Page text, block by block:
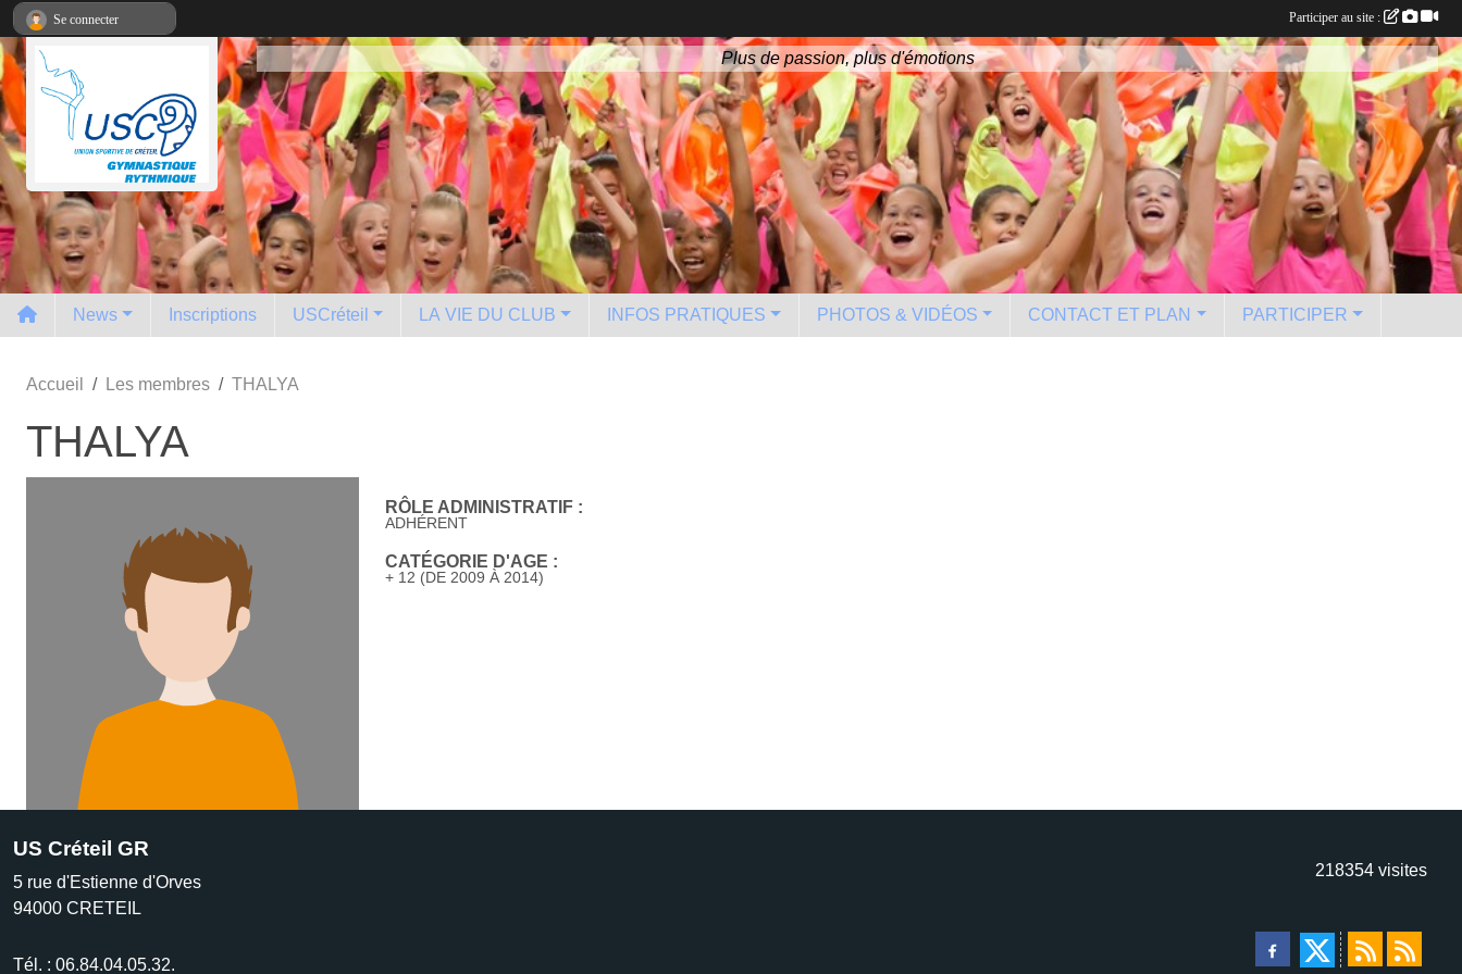
Plus de passion, plus d'émotions
News Inscriptions USCréteil LA VIE DU CLUB INFOS PRATIQUES PHOTOS & VIDÉOS CONTACT ET PLAN PARTICIPER
Accueil Les membres THALYA
THALYA
RÔLE ADMINISTRATIF :
ADHÉRENT
CATÉGORIE D'AGE :
+ 12 (DE 2009 À 2014)
US Créteil GR
5 rue d'Estienne d'Orves
94000 CRETEIL
Tél. : 06.84.04.05.32.
218354 visites
Se connecter Participer au site :
Panneau de gestion des cookies